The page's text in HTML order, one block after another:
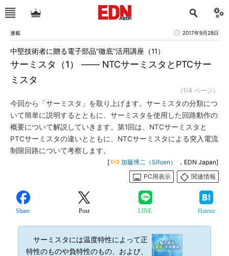
連載 2017年9月28日
サーミスタ（1） ―― NTCサーミスタとPTCサー
ミスタ
中堅技術者に贈る電子部品“徹底”活用講座（11）
（1/4 ページ）
今回から「サーミスタ」を取り上げます。サーミスタの分類につ
いて簡単に説明するとともに、サーミスタを使用した回路動作の
概要について解説していきます。第1回は、NTCサーミスタと
PTCサーミスタの違いとともに、NTCサーミスタによる突入電流
制限回路について考察します。
[ 加藤博二（Sifoen）
，EDN Japan]
PC用表示
関連情報
Share Post LINE Hatena
サーミスタには温度特性によって正
特性のものや負特性のもの、および、